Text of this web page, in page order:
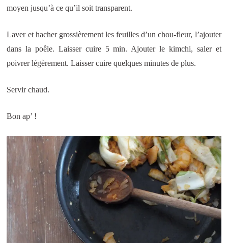
moyen jusqu’à ce qu’il soit transparent.
Laver et hacher grossièrement les feuilles d’un chou-fleur, l’ajouter
dans la poêle. Laisser cuire 5 min. Ajouter le kimchi, saler et
poivrer légèrement. Laisser cuire quelques minutes de plus.
Servir chaud.
Bon ap’ !